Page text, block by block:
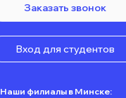
Наши филиалы в Минске:
Заказать звонок
Вход для студентов